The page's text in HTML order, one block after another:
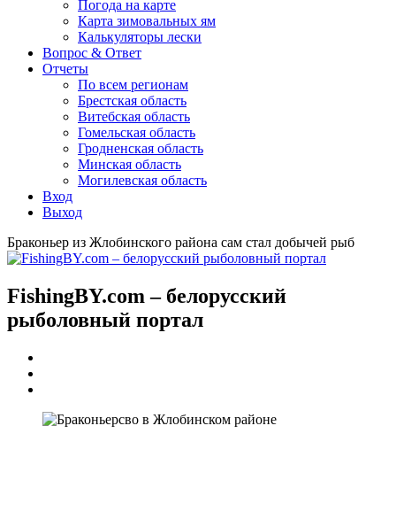
Погода на карте
Карта зимовальных ям
Калькуляторы лески
Вопрос & Ответ
Отчеты
По всем регионам
Брестская область
Витебская область
Гомельская область
Гродненская область
Минская область
Могилевская область
Вход
Выход
Браконьер из Жлобинского района сам стал добычей рыб
FishingBY.com – белорусский
рыболовный портал